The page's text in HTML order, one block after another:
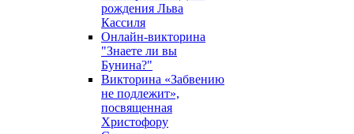
рождения Льва
Кассиля
Онлайн-викторина
"Знаете ли вы
Бунина?"
Викторина «Забвению
не подлежит»,
посвященная
Христофору